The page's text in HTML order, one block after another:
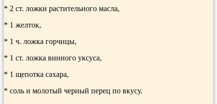
* 2 ст. ложки растительного масла,
* 1 желток,
* 1 ч. ложка горчицы,
* 1 ст. ложка винного уксуса,
* 1 щепотка сахара,
* соль и молотый черный перец по вкусу.